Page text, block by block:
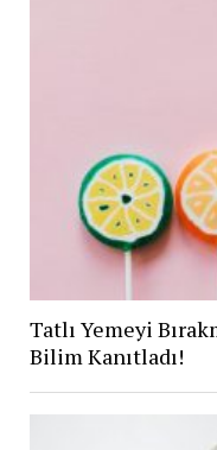
Tatlı Yemeyi
Bilim Kanıtladı!